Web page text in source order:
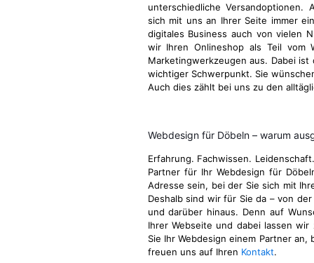
unterschiedliche
sich mit uns an Ihrer Seite immer
digitales Business auch von vielen
wir Ihren Onlineshop als Teil vom
Marketingwerkzeugen aus. Dabei ist
wichtiger Schwerpunkt. Sie
Auch dies zählt bei uns zu den
Webdesign für Döbeln – warum
Erfahrung. Fachwissen.
Partner für Ihr Webdesign für
Adresse sein, bei der Sie sich mit
Deshalb sind wir für Sie da – von
und darüber hinaus. Denn auf
Ihrer Webseite und dabei lassen
Sie Ihr Webdesign einem Partner
freuen uns auf Ihren Kontakt.